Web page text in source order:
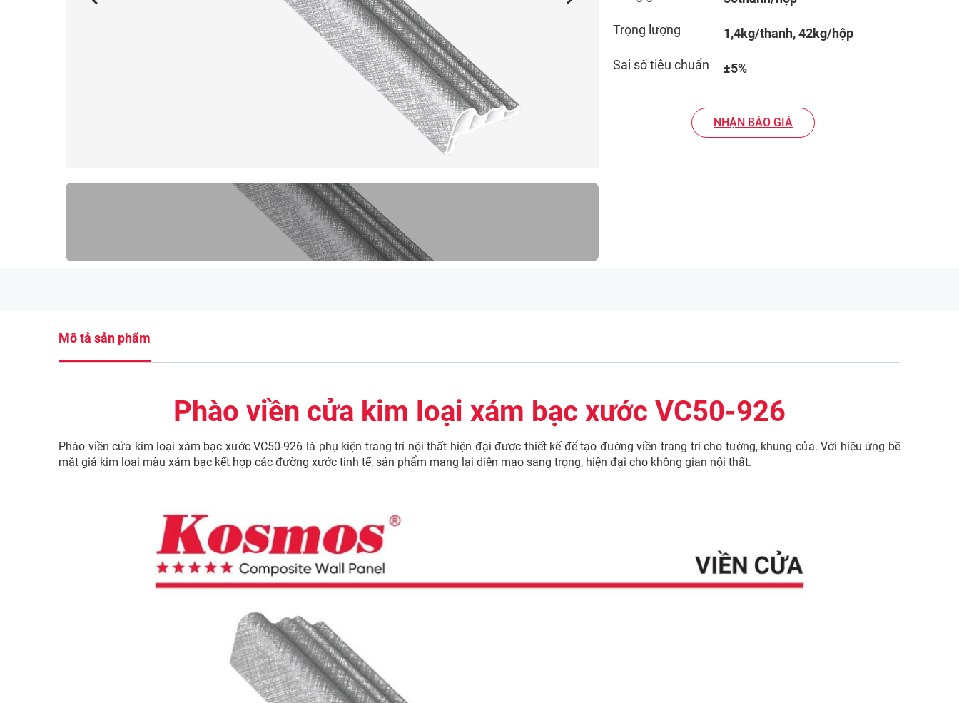
Trọng lượng 1,4kg/thanh, 42kg/hộp
Sai số tiêu chuẩn ±5%
NHẬN BÁO GIÁ
Mô tả sản phẩm
Phào viền cửa kim loại xám bạc xước VC50-926
Phào viền cửa kim loại xám bạc xước VC50-926 là phụ kiện trang trí nội thất hiện đại được thiết kế để tạo đường viền trang trí cho tường, khung cửa. Với hiệu ứng bề
mặt giả kim loại màu xám bạc kết hợp các đường xước tinh tế, sản phẩm mang lại diện mạo sang trọng, hiện đại cho không gian nội thất.